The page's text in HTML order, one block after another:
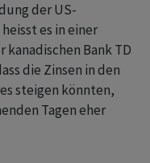
der US-
es in einer
Bank TD
die Zinsen in den
steigen könnten,
Tagen eher